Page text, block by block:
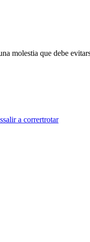
molestia que debe
salir a corrertrotar